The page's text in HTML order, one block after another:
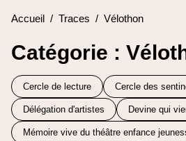
Accueil Traces Vélothon
Catégorie :
Cercle de lecture Cercle des
Délégation d'artistes Devine qui
Mémoire vive du théâtre enfance